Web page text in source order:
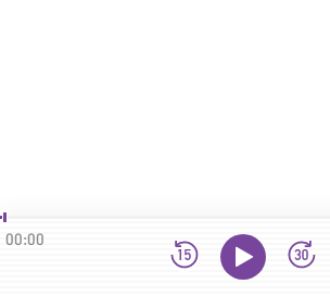
00:00